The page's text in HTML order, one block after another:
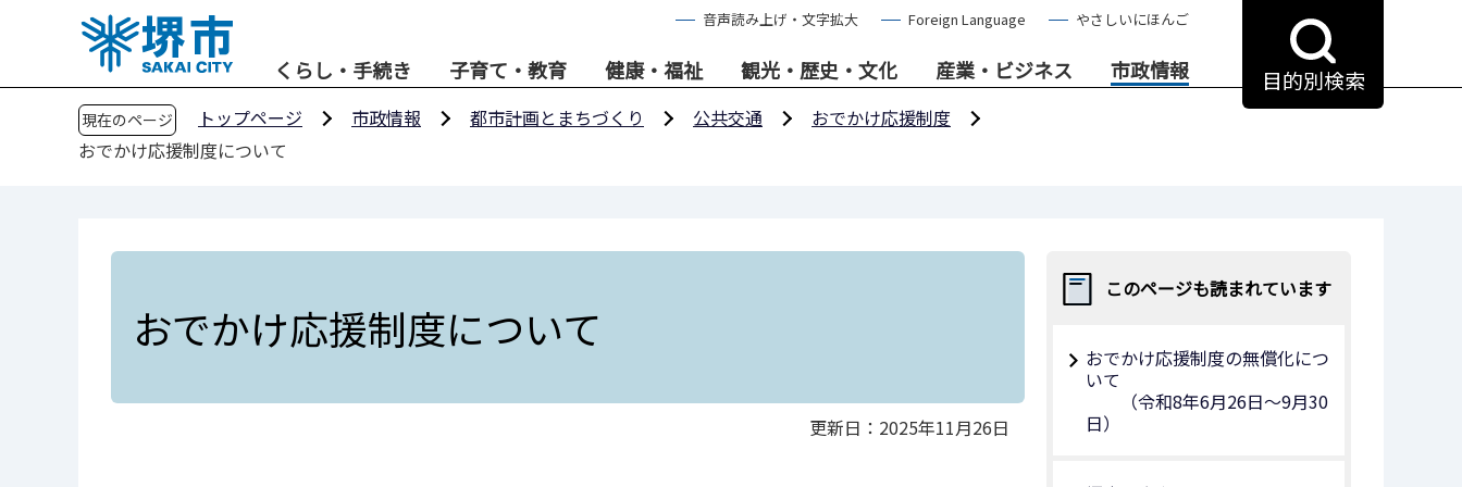
音声読み上げ・文字拡大 Foreign Language やさしいにほんご
くらし・手続き 子育て・教育 健康・福祉 観光・歴史・文化 産業・ビジネス 市政情報 目的別検索
現在のページ トップページ 市政情報 都市計画とまちづくり 公共交通
おでかけ応援制度
おでかけ応援制度について
おでかけ応援制度について
更新日：2025年11月26日
このページも読まれています
おでかけ応援制度の無償化につ
いて
（令和8年6月26日～9月30
日）